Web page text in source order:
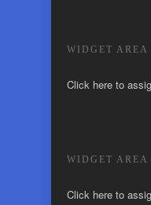
WIDGET AREA
Click here to
WIDGET AREA
Click here to